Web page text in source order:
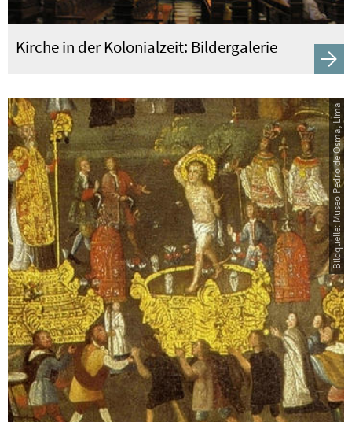
Kirche in der Kolonialzeit: Bildergalerie
Bildquelle: Museo Pedro de Osma, Lima